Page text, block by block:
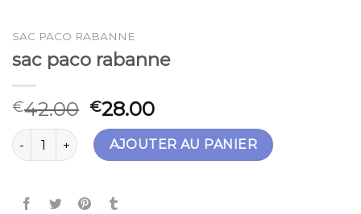
SAC PACO RABANNE
sac paco rabanne
€42.00 €28.00
quantité de sac paco rabanne
AJOUTER AU PANIER